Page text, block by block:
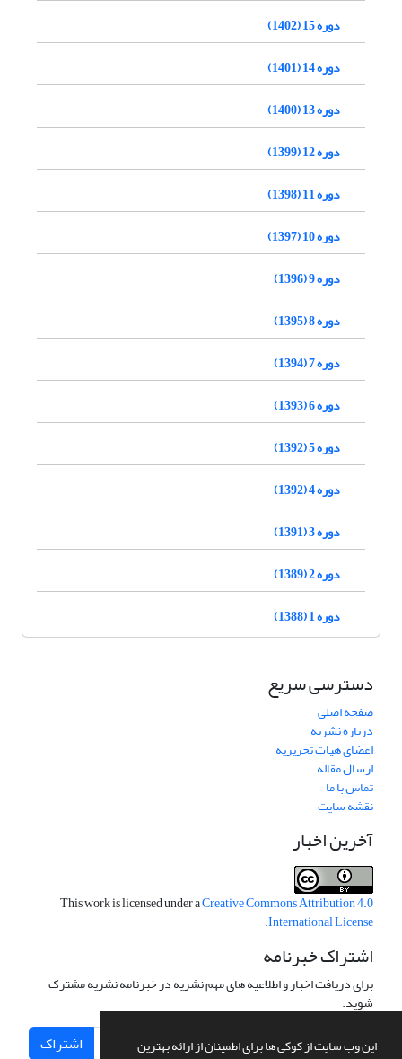
این وب سایت از کوکی ها برای اطمینان از ارائه بهترین
دوره 15 (1402)
دوره 14 (1401)
دوره 13 (1400)
دوره 12 (1399)
دوره 11 (1398)
دوره 10 (1397)
دوره 9 (1396)
دوره 8 (1395)
دوره 7 (1394)
دوره 6 (1393)
دوره 5 (1392)
دوره 4 (1392)
دوره 3 (1391)
دوره 2 (1389)
دوره 1 (1388)
دسترسی سریع
صفحه اصلی
درباره نشریه
اعضای هیات تحریریه
ارسال مقاله
تماس با ما
نقشه سایت
آخرین اخبار
This work is licensed under aCreative Commons Attribution 4.0
International License
.
اشتراک خبرنامه
برای دریافت اخبار و اطلاعیه های مهم نشریه در خبرنامه نشریه مشترک
شوید.
اشتراک